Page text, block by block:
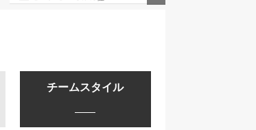
チームスタイル